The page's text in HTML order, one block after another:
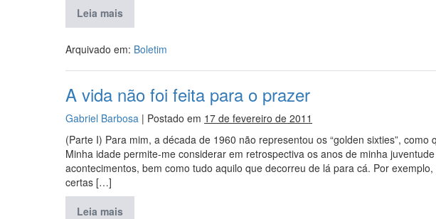
Leia mais
Arquivado em: Boletim
A vida não foi feita para o prazer
Gabriel Barbosa | Postado em 17 de fevereiro de 2011
(Parte I) Para mim, a década de 1960 não representou os “golden sixties”,
Minha idade permite-me considerar em retrospectiva os anos de minha
acontecimentos, bem como tudo aquilo que decorreu de lá para cá. Por
certas […]
Leia mais